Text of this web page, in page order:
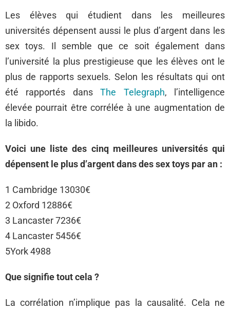
Les élèves qui étudient dans les meilleures
universités dépensent aussi le plus d’argent dans les
sex toys. Il semble que ce soit également dans
l’université la plus prestigieuse que les élèves ont le
plus de rapports sexuels. Selon les résultats qui ont
été rapportés dansThe Telegraph, l’intelligence
élevée pourrait être corrélée à une augmentation de
la libido.
Voici une liste des cinq meilleures universités qui
dépensent le plus d’argent dans des sex toys par an :
1 Cambridge 13030€
2 Oxford 12886€
3 Lancaster 7236€
4 Lancaster 5456€
5York 4988
Que signifie tout cela ?
La corrélation n’implique pas la causalité. Cela ne